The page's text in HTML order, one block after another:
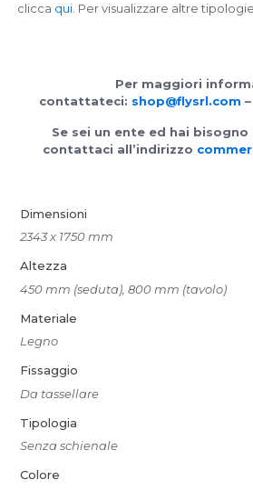
clicca qui . Per visualizzare altre
Per maggiori
contattateci: shop@flysrl.com
Se sei un ente ed hai
contattaci all’indirizzo
Dimensioni
2343 x 1750 mm
Altezza
450 mm (seduta), 800 mm (tavolo)
Materiale
Legno
Fissaggio
Da tassellare
Tipologia
Senza schienale
Colore